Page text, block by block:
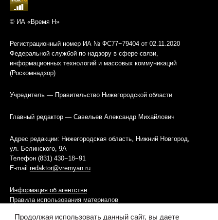
© ИА «Время Н»
Регистрационный номер ИА № ФС77−79404 от 02.11.2020
Федеральной службой по надзору в сфере связи,
информационных технологий и массовых коммуникаций
(Роскомнадзор)
Учредитель — Правительство Нижегородской области
Главный редактор — Савельев Александр Михайлович
Адрес редакции: Нижегородская область, Нижний Новгород,
ул. Белинского, 9А
Телефон (831) 430−18−91
E-mail redaktor@vremyan.ru
Информация об агентстве
Правила использования материалов
Продолжая использовать данный сайт, вы даете